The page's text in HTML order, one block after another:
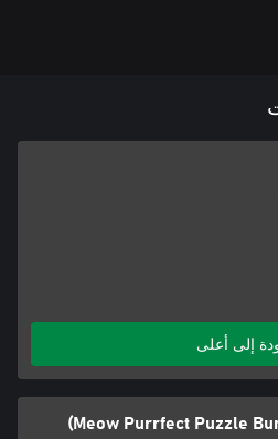
إلى أعلى
Meow Purrfect Puzzle